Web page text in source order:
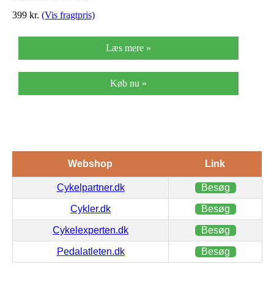
399 kr. (Vis fragtpris)
Læs mere »
Køb nu »
Webshop Link
Cykelpartner.dk Besøg
Cykler.dk Besøg
Cykelexperten.dk Besøg
Pedalatleten.dk Besøg